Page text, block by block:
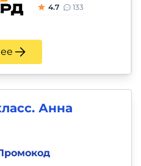
4.7 133
Анна